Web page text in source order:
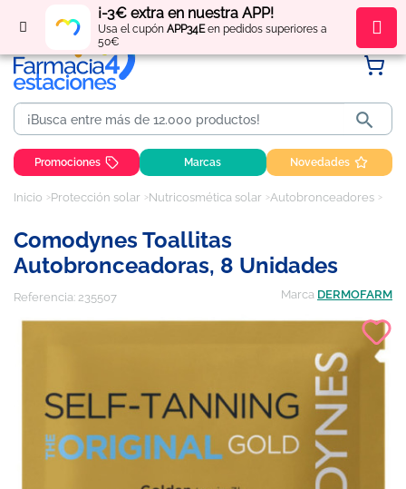
¡-3€ extra en nuestra APP!
Usa el cupón APP34Een pedidos superiores a
50€
Regístratey obténpuntos por tus compras

Promociones Marcas Novedades
Inicio Protección solar Nutricosmética solar Autobronceadores
Comodynes Toallitas
Autobronceadoras, 8 Unidades
Referencia: 235507 Marca DERMOFARM